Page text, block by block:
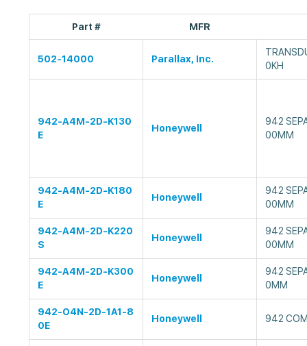
Part # MFR
502-14000 Parallax, Inc.
0KH
942-A4M-2D-K130
E
Honeywell
942
00MM
942-A4M-2D-K180
E
Honeywell
942
00MM
942-A4M-2D-K220
S
Honeywell
942
00MM
942-A4M-2D-K300
E
Honeywell
942
0MM
942-O4N-2D-1A1-8
0E
Honeywell 942